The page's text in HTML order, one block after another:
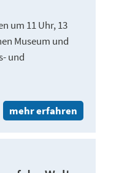
um 11 Uhr, 13
Museum und
und
mehr erfahren